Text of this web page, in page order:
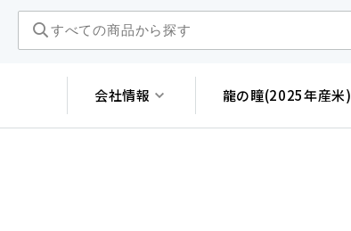
会社情報 龍の瞳(2025年産米)